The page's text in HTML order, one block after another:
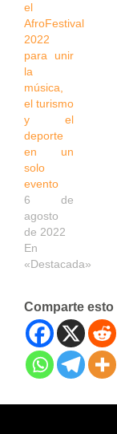
el
AfroFestival
2022
para unir
la
música,
el turismo
y el
deporte
en un
solo
evento
6 de
agosto
de 2022
En
«Destacada»
Comparte esto